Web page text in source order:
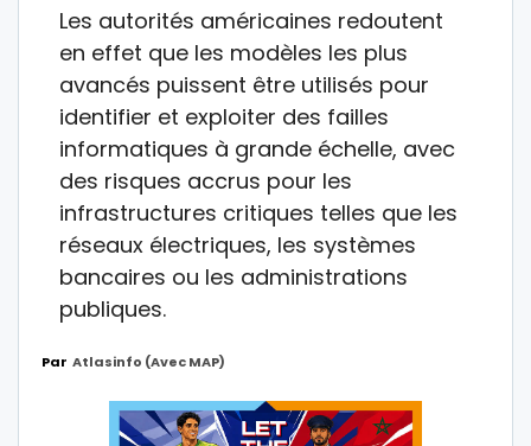
Les autorités américaines redoutent
en effet que les modèles les plus
avancés puissent être utilisés pour
identifier et exploiter des failles
informatiques à grande échelle, avec
des risques accrus pour les
infrastructures critiques telles que les
réseaux électriques, les systèmes
bancaires ou les administrations
publiques.
Par Atlasinfo (avec MAP)